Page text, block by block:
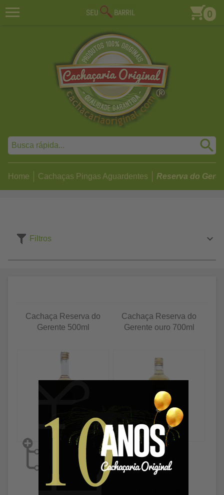
0
Home Cachaças Pingas Aguardentes Reserva do
Filtros
Cachaça Reserva do
Gerente 500ml
Cachaça Reserva do
Gerente ouro 700ml